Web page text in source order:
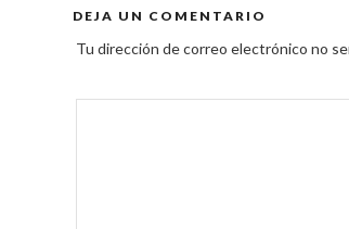
DEJA UN COMENTARIO
Tu dirección de correo electrónico no